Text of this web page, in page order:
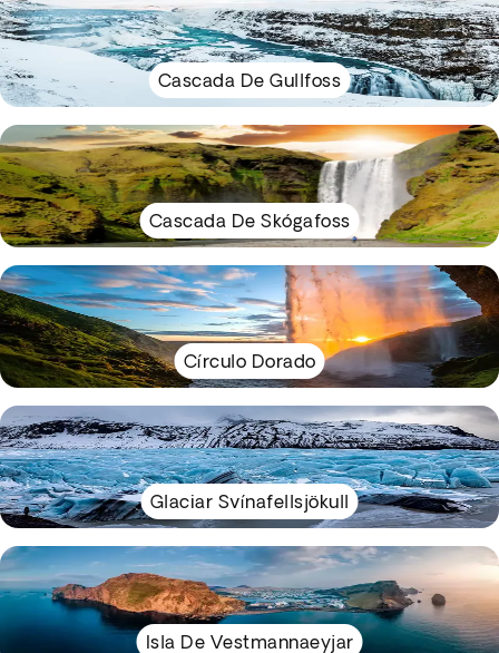
Cascada De Gullfoss
Cascada De Skógafoss
Círculo Dorado
Glaciar Svínafellsjökull
Isla De Vestmannaeyjar